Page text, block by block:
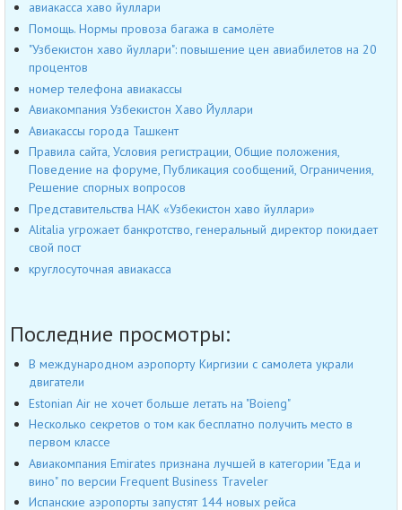
авиакасса хаво йуллари
Помощь. Нормы провоза багажа в самолёте
"Узбекистон хаво йуллари": повышение цен авиабилетов на 20
процентов
номер телефона авиакассы
Авиакомпания Узбекистон Хаво Йуллари
Авиакассы города Ташкент
Правила сайта, Условия регистрации, Общие положения,
Поведение на форуме, Публикация сообщений, Ограничения,
Решение спорных вопросов
Представительства НАК «Узбекистон хаво йуллари»
Alitalia угрожает банкротство, генеральный директор покидает
свой пост
круглосуточная авиакасса
Последние просмотры:
В международном аэропорту Киргизии с самолета украли
двигатели
Estonian Air не хочет больше летать на "Boieng"
Несколько секретов о том как бесплатно получить место в
первом классе
Авиакомпания Emirates признана лучшей в категории "Еда и
вино" по версии Frequent Business Traveler
Испанские аэропорты запустят 144 новых рейса